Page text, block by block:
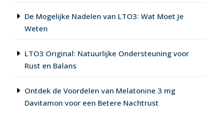
De Mogelijke Nadelen van LTO3: Wat Moet Je
Weten
LTO3 Original: Natuurlijke Ondersteuning voor
Rust en Balans
Ontdek de Voordelen van Melatonine 3 mg
Davitamon voor een Betere Nachtrust